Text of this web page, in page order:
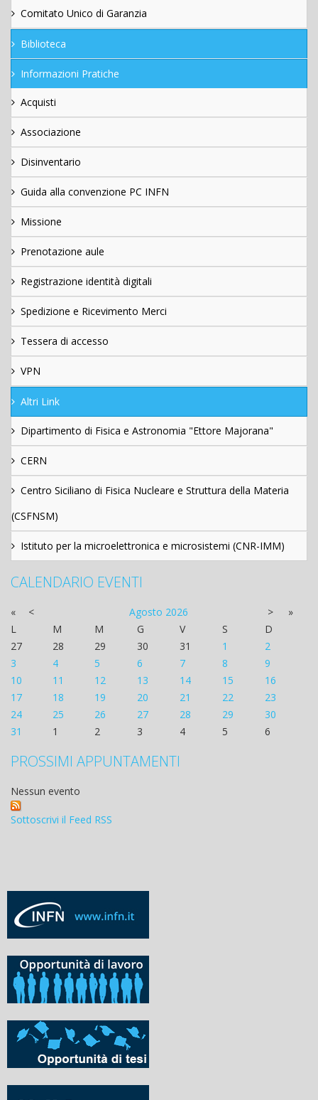
Comitato Unico di Garanzia
Biblioteca
Informazioni Pratiche
Acquisti
Associazione
Disinventario
Guida alla convenzione PC INFN
Missione
Prenotazione aule
Registrazione identità digitali
Spedizione e Ricevimento Merci
Tessera di accesso
VPN
Altri Link
Dipartimento di Fisica e Astronomia "Ettore Majorana"
CERN
Centro Siciliano di Fisica Nucleare e Struttura della Materia
(CSFNSM)
Istituto per la microelettronica e microsistemi (CNR-IMM)
CALENDARIO EVENTI
« < Agosto 2026 >
»
L
M M G V S
D
27
28 29 30 31 1
2
3
4 5 6 7 8
9
10
11 12 13 14 15
16
17
18 19 20 21 22
23
24
25 26 27 28 29
30
31
1 2 3 4 5 6
PROSSIMI APPUNTAMENTI
Nessun evento
Sottoscrivi il Feed RSS